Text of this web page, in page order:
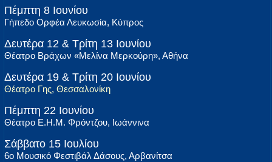
Πέμπτη 8 Ιουνίου
Γήπεδο Ορφέα Λευκωσία, Κύπρος
Δευτέρα 12 & Τρίτη 13 Ιουνίου
Θέατρο Βράχων «Μελίνα Μερκούρη», Αθήνα
Δευτέρα 19 & Τρίτη 20 Ιουνίου
Θέατρο Γης, Θεσσαλονίκη
Πέμπτη 22 Ιουνίου
Θέατρο Ε.Η.Μ. Φρόντζου, Ιωάννινα
Σάββατο 15 Ιουλίου
6o Μουσικό Φεστιβάλ Δάσους, Αρβανίτσα